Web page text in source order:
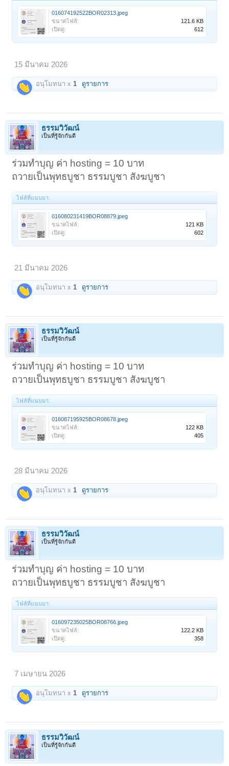
016074192522BOR02313.jpeg
ขนาดไฟล์:
121.6 KB
เปิดดู:
612
15 มีนาคม 2026
อนุโมทนา x1 ดูรายการ
ธรรมวิวัฒน์
เป็นที่รู้จักกันดี
ร่วมทำบุญ ค่า hosting = 10 บาท
ถวายเป็นพุทธบูชา ธรรมบูชา สังฆบูชา
ไฟล์ที่แนบมา:
016080231419BOR08879.jpeg
ขนาดไฟล์:
121 KB
เปิดดู:
602
21 มีนาคม 2026
อนุโมทนา x 1 ดูรายการ
ธรรมวิวัฒน์
เป็นที่รู้จักกันดี
ร่วมทำบุญ ค่า hosting = 10 บาท
ถวายเป็นพุทธบูชา ธรรมบูชา สังฆบูชา
ไฟล์ที่แนบมา:
016087195925BOR08678.jpeg
ขนาดไฟล์:
122 KB
เปิดดู:
405
28 มีนาคม 2026
อนุโมทนา x 1 ดูรายการ
ธรรมวิวัฒน์
เป็นที่รู้จักกันดี
ร่วมทำบุญ ค่า hosting = 10 บาท
ถวายเป็นพุทธบูชา ธรรมบูชา สังฆบูชา
ไฟล์ที่แนบมา:
016097235025BOR08766.jpeg
ขนาดไฟล์:
122.2 KB
เปิดดู:
358
7 เมษายน 2026
อนุโมทนา x1 ดูรายการ
ธรรมวิวัฒน์
เป็นที่รู้จักกันดี